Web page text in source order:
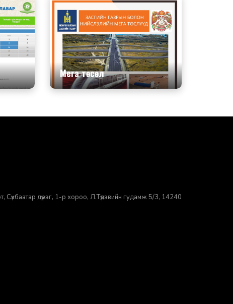
Мега төсөл
Сүхбаатар дүүрэг, 1-р хороо, ​Л.Түдэвийн гудамж 5/3, 14240